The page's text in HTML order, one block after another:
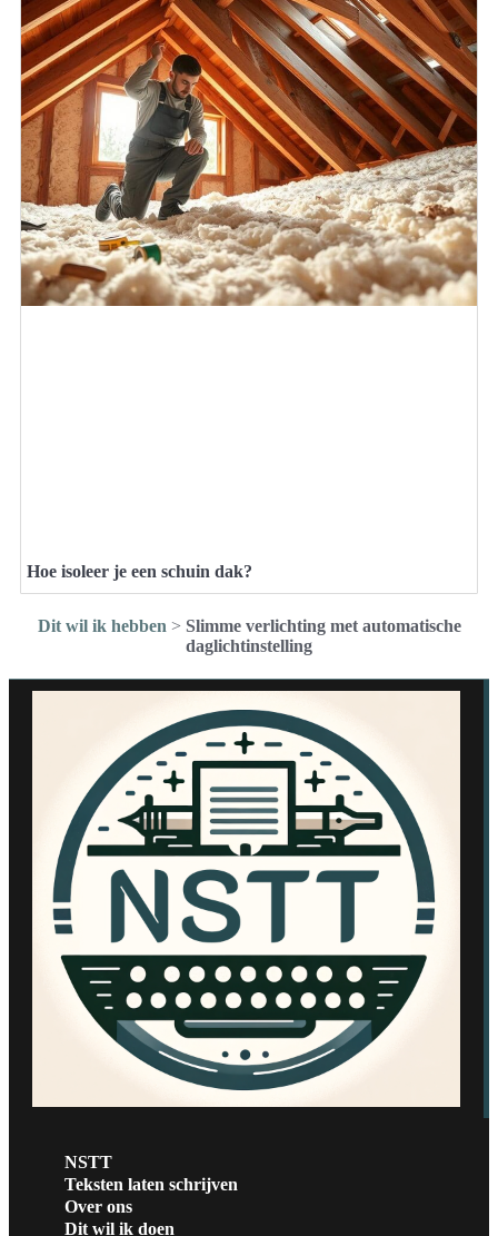
Hoe isoleer je een schuin dak?
Dit wil ik hebben > Slimme verlichting met automatische
daglichtinstelling
NSTT
Teksten laten schrijven
Over ons
Dit wil ik doen